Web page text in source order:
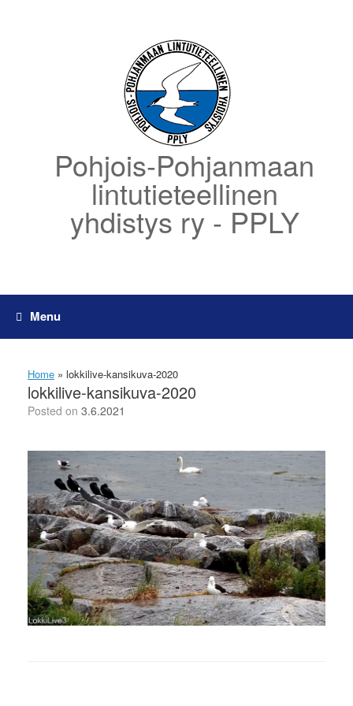
Pohjois-Pohjanmaan
lintutieteellinen
yhdistys ry - PPLY
Menu
Home » lokkilive-kansikuva-2020
lokkilive-kansikuva-2020
Posted on 3.6.2021